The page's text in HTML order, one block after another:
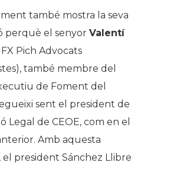
també mostra la seva
perquè el senyor Valentí
Pich Advocats
també membre del
de Foment del
sent el president de
Legal de CEOE, com en el
Amb aquesta
el president Sánchez Llibre